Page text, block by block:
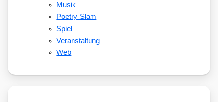
Musik
Poetry-Slam
Spiel
Veranstaltung
Web